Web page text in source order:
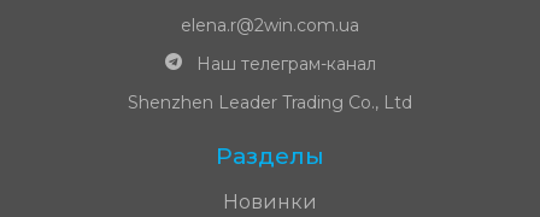
elena.r@2win.com.ua
Наш телеграм-канал
Shenzhen Leader Trading Co., Ltd
Разделы
Новинки